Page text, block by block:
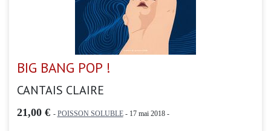
BIG BANG POP !
CANTAIS CLAIRE
21,00 € - POISSON SOLUBLE- 17 mai 2018 -